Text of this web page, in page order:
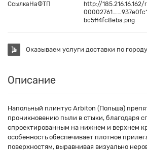
СсылкаНаФТП
http://
bc5ff4fc8eba.png
Оказываем услуги доставки по городу
Описание
Напольный плинтус Arbiton (Польша)
проникновению пыли в стыки, благодаря
спроектированным на нижнем и верхнем
особенность обеспечивает плотное
поверхностям, выравнивая визуально